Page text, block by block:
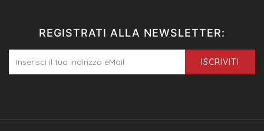
REGISTRATI ALLA NEWSLETTER:
ISCRIVITI